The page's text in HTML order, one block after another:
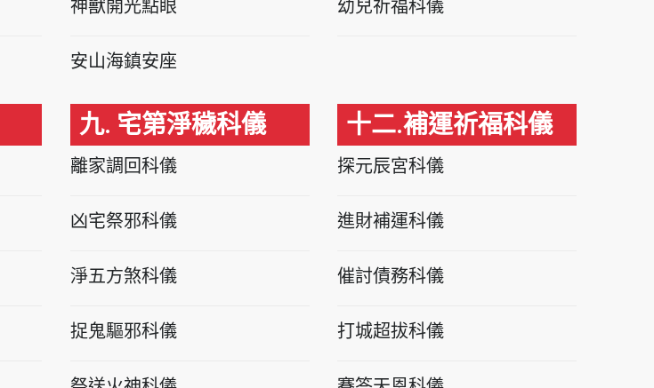
神獸開光點眼
安山海鎮安座
九. 宅第淨穢科儀
離家調回科儀
凶宅祭邪科儀
淨五方煞科儀
捉鬼驅邪科儀
幼兒祈福科儀
十二.補運祈福科儀
探元辰宮科儀
進財補運科儀
催討債務科儀
打城超拔科儀